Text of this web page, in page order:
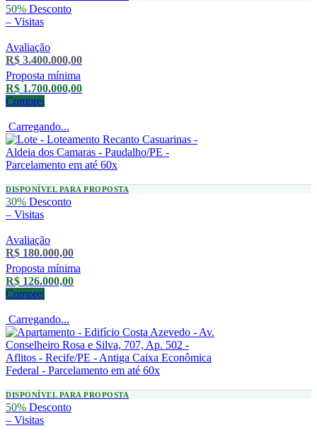
50% Desconto
– Visitas
Avaliação
R$ 3.400.000,00
Proposta mínima
R$ 1.700.000,00
Comprei
Carregando...
DISPONÍVEL PARA PROPOSTA
30% Desconto
– Visitas
Avaliação
R$ 180.000,00
Proposta mínima
R$ 126.000,00
Comprei
Carregando...
DISPONÍVEL PARA PROPOSTA
50% Desconto
– Visitas